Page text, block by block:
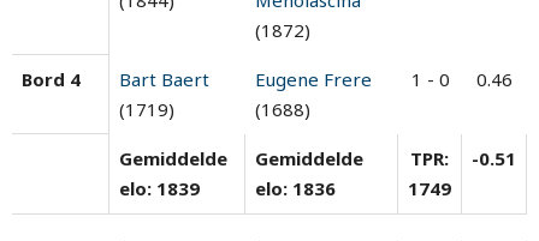
(1872)
Bord 4
Bart Baert
(1719)
Eugene Frere
(1688)
1 - 0 0.46
Gemiddelde
elo: 1839
Gemiddelde
elo: 1836
TPR:
1749
-0.51